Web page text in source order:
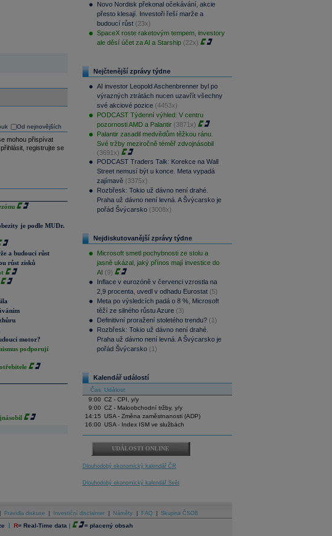
Od nejnovějších
mohou přispívat
registrujte se
je podle MUDr.
a budoucí růst
růst zisků
motor?
podporují
Novo Nordisk překonal očekávání, akcie
přesto klesají. Investoři řeší marže a
budoucí růst (23x)
SpaceX roste raketovým tempem, investory
ale děsí účet za AI a Starship (22x)
Nejčtenější zprávy týdne
AI investor Leopold Aschenbrenner byl po
výrazných ztrátách nucen uzavřít všechny
své akciové pozice (4453x)
PODCAST Týdenní výhled: V centru
pozornosti AMD a Palantir (3871x)
Palantir zasadil medvědům těžkou ránu.
Své tržby meziročně téměř zdvojnásobil
(3691x)
PODCAST Traders Talk: Korekce na Wall
Street nemusí být u konce. Meta vypadá
zajímavě (3375x)
Rozbřesk: Tokio už dávno není drahé.
Praha už dávno není levná. A Švýcarsko je
pořád Švýcarsko (3008x)
Nejdiskutovanější zprávy týdne
Microsoft smetl pochybnosti ze stolu a
jasně ukázal, jaký přínos mají investice do
AI (9)
Inflace v eurozóně v červenci vzrostla na
2,9 procenta, uvedl v odhadu Eurostat (5)
Meta po výsledcích padá o 8 %, Microsoft
těží ze silného růstu Azure (3)
Definitivní proražení stoletého trendu? (1)
Rozbřesk: Tokio už dávno není drahé.
Praha už dávno není levná. A Švýcarsko je
pořád Švýcarsko (1)
Kalendář událostí
Čas Událost
9:00 CZ - CPI, y/y
9:00 CZ - Maloobchodní tržby, y/y
14:15 USA - Změna zaměstnanosti (ADP)
16:00 USA - Index ISM ve službách
UDÁLOSTI ONLINE
Dlouhodobý ekonomický kalendář ČR
Dlouhodobý ekonomický kalendář Svět
Pravidla diskuse Investiční disclaimer Náměty FAQ Skupina ČSOB
| R= Real-Time data | = placený obsah